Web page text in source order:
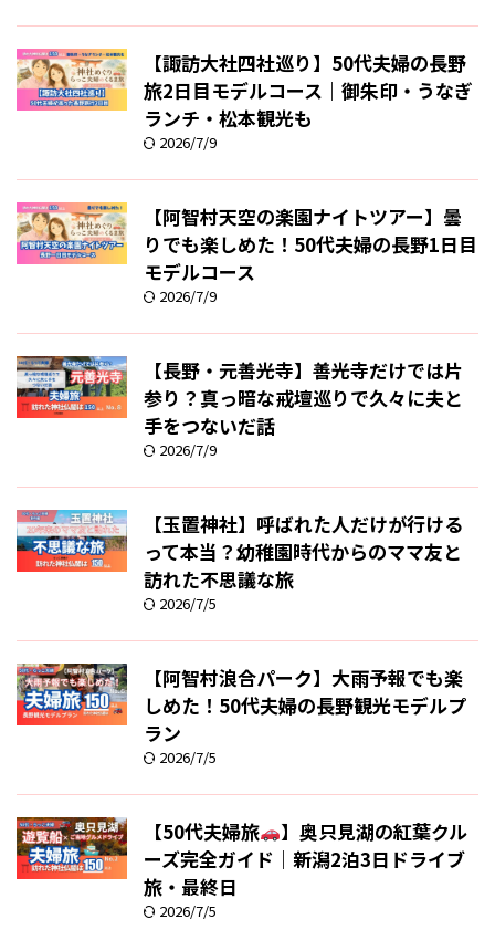
【諏訪大社四社巡り】50代夫婦の長野
旅2日目モデルコース｜御朱印・うなぎ
ランチ・松本観光も
2026/7/9
【阿智村天空の楽園ナイトツアー】曇
りでも楽しめた！50代夫婦の長野1日目
モデルコース
2026/7/9
【長野・元善光寺】善光寺だけでは片
参り？真っ暗な戒壇巡りで久々に夫と
手をつないだ話
2026/7/9
【玉置神社】呼ばれた人だけが行ける
って本当？幼稚園時代からのママ友と
訪れた不思議な旅
2026/7/5
【阿智村浪合パーク】大雨予報でも楽
しめた！50代夫婦の長野観光モデルプ
ラン
2026/7/5
【50代夫婦旅
】奥只見湖の紅葉クル
ーズ完全ガイド｜新潟2泊3日ドライブ
旅・最終日
2026/7/5